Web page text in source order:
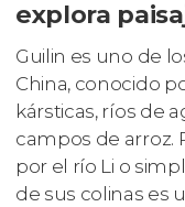
explora
Guilin es uno de
China, conocido
kársticas, ríos de
campos de arroz.
por el río Li o
de sus colinas es